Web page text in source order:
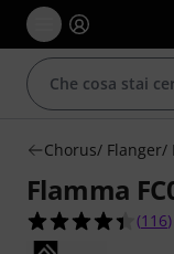
Chorus/ Flanger/
Flamma
4.4
(116)